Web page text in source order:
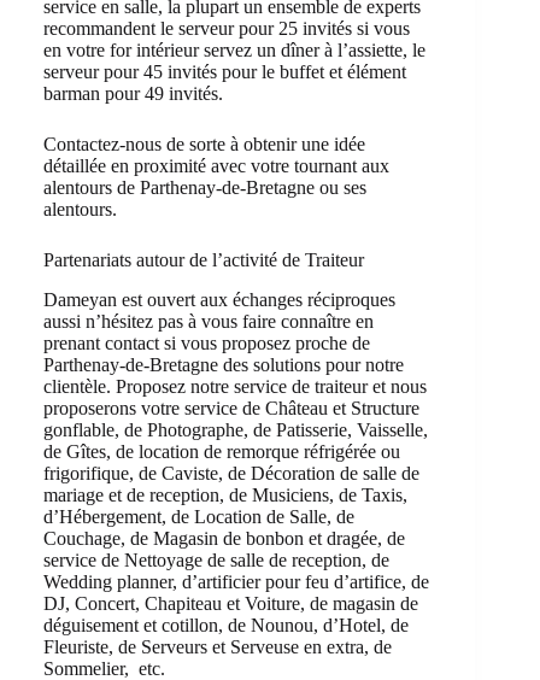
service en salle, la plupart un ensemble de experts
recommandent le serveur pour 25 invités si vous
en votre for intérieur servez un dîner à l’assiette, le
serveur pour 45 invités pour le buffet et élément
barman pour 49 invités.
Contactez-nous de sorte à obtenir une idée
détaillée en proximité avec votre tournant aux
alentours de Parthenay-de-Bretagne ou ses
alentours.
Partenariats autour de l’activité de Traiteur
Dameyan est ouvert aux échanges réciproques
aussi n’hésitez pas à vous faire connaître en
prenant contact si vous proposez proche de
Parthenay-de-Bretagne des solutions pour notre
clientèle. Proposez notre service de traiteur et nous
proposerons votre service de Château et Structure
gonflable, de Photographe, de Patisserie, Vaisselle,
de Gîtes, de location de remorque réfrigérée ou
frigorifique, de Caviste, de Décoration de salle de
mariage et de reception, de Musiciens, de Taxis,
d’Hébergement, de Location de Salle, de
Couchage, de Magasin de bonbon et dragée, de
service de Nettoyage de salle de reception, de
Wedding planner, d’artificier pour feu d’artifice, de
DJ, Concert, Chapiteau et Voiture, de magasin de
déguisement et cotillon, de Nounou, d’Hotel, de
Fleuriste, de Serveurs et Serveuse en extra, de
Sommelier, etc.